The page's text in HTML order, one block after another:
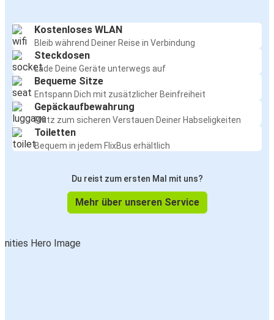
Kostenloses WLAN
Bleib während Deiner Reise in Verbindung
Steckdosen
Lade Deine Geräte unterwegs auf
Bequeme Sitze
Entspann Dich mit zusätzlicher Beinfreiheit
Gepäckaufbewahrung
Platz zum sicheren Verstauen Deiner Habseligkeiten
Toiletten
Bequem in jedem FlixBus erhältlich
Du reist zum ersten Mal mit uns?
Mehr über unseren Service